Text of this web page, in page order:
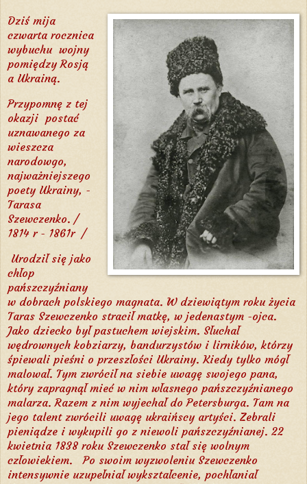
Dziś mija
czwarta rocznica
wybuchu wojny
pomiędzy Rosją
a Ukrainą.
Przypomnę z tej
okazji postać
uznawanego za
wieszcza
narodowgo,
najważniejszego
poety Ukrainy, -
Tarasa
Szewczenko. /
1814 r - 1861r /
Urodził się jako
chłop
pańszczyźniany
w dobrach polskiego magnata. W dziewiątym roku życia
Taras Szewczenko stracił matkę, w jedenastym -ojca.
Jako dziecko był pastuchem wiejskim. Słuchał
wędrownych kobziarzy, bandurzystów i lirników, którzy
śpiewali pieśni o przeszłości Ukrainy. Kiedy tylko mógł
malował. Tym zwrócił na siebie uwagę swojego pana,
który zapragnął mieć w nim własnego pańszczyźnianego
malarza. Razem z nim wyjechał do Petersburga. Tam na
jego talent zwrócili uwagę ukraińscy artyści. Zebrali
pieniądze i wykupili go z niewoli pańszczyźnianej. 22
kwietnia 1838 roku Szewczenko stał się wolnym
człowiekiem.
Po swoim wyzwoleniu Szewczenko
intensywnie uzupełniał wykształcenie, pochłaniał